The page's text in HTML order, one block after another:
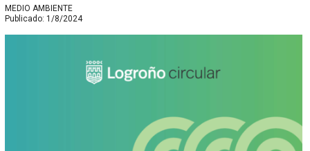
MEDIO AMBIENTE
Publicado: 1/8/2024